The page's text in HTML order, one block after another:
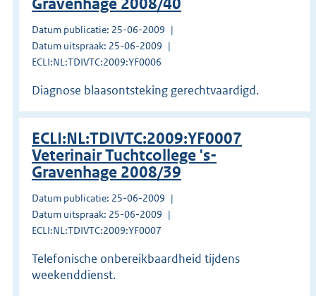
Datum publicatie: 25-06-2009
Datum uitspraak: 25-06-2009
ECLI:NL:TDIVTC:2009:YF0006
Diagnose blaasontsteking gerechtvaardigd.
ECLI:NL:TDIVTC:2009:YF0007
Veterinair Tuchtcollege 's-
Gravenhage 2008/39
Datum publicatie: 25-06-2009
Datum uitspraak: 25-06-2009
ECLI:NL:TDIVTC:2009:YF0007
Telefonische onbereikbaardheid tijdens
weekenddienst.